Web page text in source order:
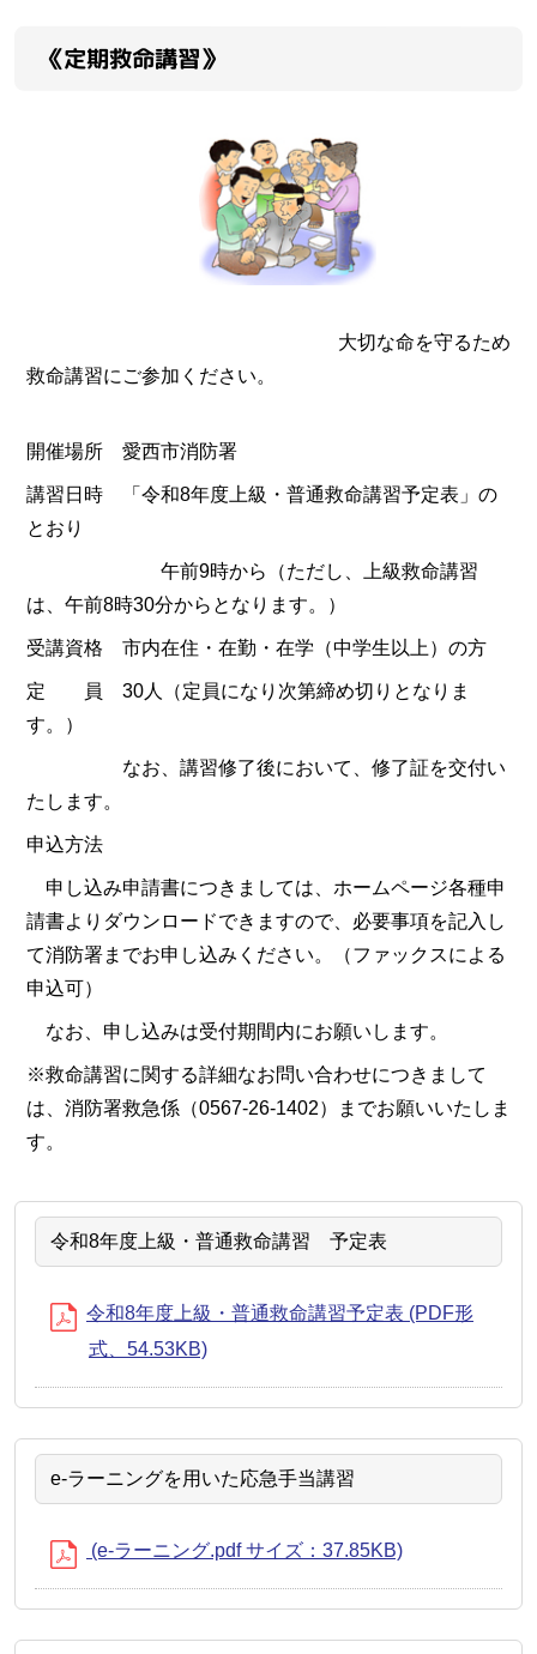
《定期救命講習》
大切な命を守るため
救命講習にご参加ください。
開催場所 愛西市消防署
講習日時 「令和8年度上級・普通救命講習予定表」の
とおり
午前9時から（ただし、上級救命講習
は、午前8時30分からとなります。）
受講資格 市内在住・在勤・在学（中学生以上）の方
定 員 30人（定員になり次第締め切りとなりま
す。）
なお、講習修了後において、修了証を交付い
たします。
申込方法
申し込み申請書につきましては、ホームページ各種申
請書よりダウンロードできますので、必要事項を記入し
て消防署までお申し込みください。（ファックスによる
申込可）
なお、申し込みは受付期間内にお願いします。
※救命講習に関する詳細なお問い合わせにつきまして
は、消防署救急係（0567-26-1402）までお願いいたしま
す。
令和8年度上級・普通救命講習 予定表
令和8年度上級・普通救命講習予定表 (PDF形
式、54.53KB)
e-ラーニングを用いた応急手当講習
(e-ラーニング.pdf サイズ：37.85KB)